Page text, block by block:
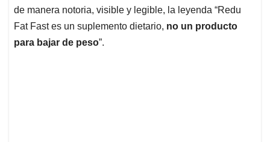
de manera notoria, visible y legible, la leyenda “Redu
Fat Fast es un suplemento dietario, no un producto
para bajar de peso”.